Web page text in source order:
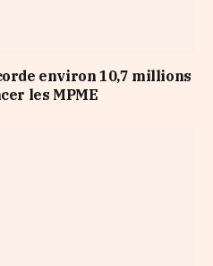
environ 10,7 millions
les MPME